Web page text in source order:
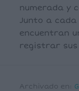
numerada y
Junto a
encuentran
registrar sus
Archivado en: